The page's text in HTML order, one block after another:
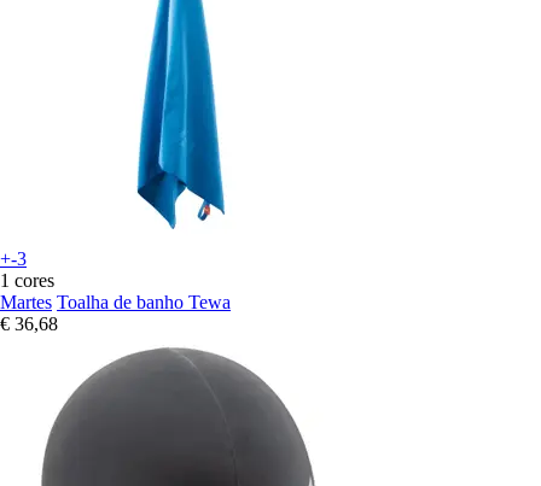
+-3
1 cores
Martes Toalha de banho Tewa
€ 36,68